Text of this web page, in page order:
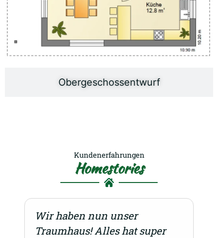
Obergeschossentwurf
Kundenerfahrungen
Homestories
Wir haben nun unser
Traumhaus! Alles hat super